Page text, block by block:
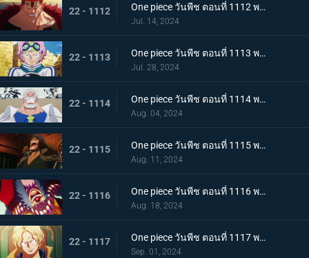
22 - 1112 One piece วันพีช ตอนที่ 1112 พากย์ไทย ปะทะ! แชงค์ส vs ยูสทัส คิด
Jul. 14, 2024
22 - 1113 One piece วันพีช ตอนที่ 1113 พากย์ไทย วิ่งสิโคบี้! กลยุทธ์การหลบหนีที่สิ้นหวัง!
Jul. 28, 2024
22 - 1114 One piece วันพีช ตอนที่ 1114 พากย์ไทย เพื่อลูกศิษย์ที่รัก - หมัดของรองพลเรือเอกการ์ป!
Aug. 04, 2024
22 - 1115 One piece วันพีช ตอนที่ 1115 พากย์ไทย กองทัพเรืออึ้ง! อดีตพลเรือเอกกองบัญชาการกองทัพเรือ คุซัน
Aug. 11, 2024
22 - 1116 One piece วันพีช ตอนที่ 1116 พากย์ไทย ไปรับมันกันเถอะ! คำประกาศใหญ่ของ Buggy
Aug. 18, 2024
22 - 1117 One piece วันพีช ตอนที่ 1117 พากย์ไทย ซาโบกลับมา - ความจริงอันน่าตกตะลึงที่ต้องบอก!
Sep. 01, 2024